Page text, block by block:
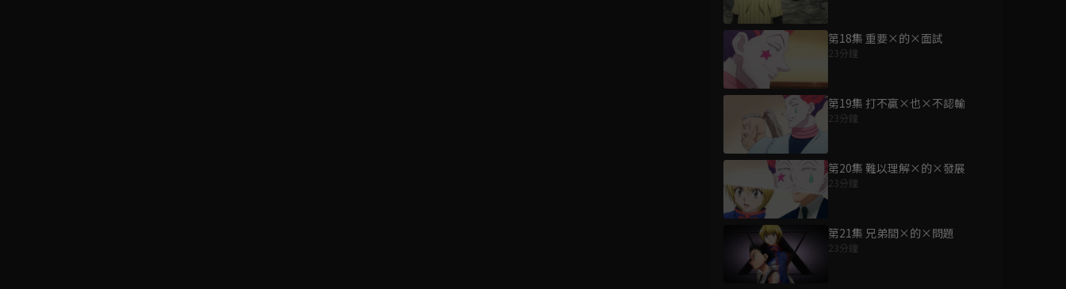
第18集 重要×的×面試
23分鐘
第19集 打不贏×也×不認輸
23分鐘
第20集 難以理解×的×發展
23分鐘
第21集 兄弟間×的×問題
23分鐘